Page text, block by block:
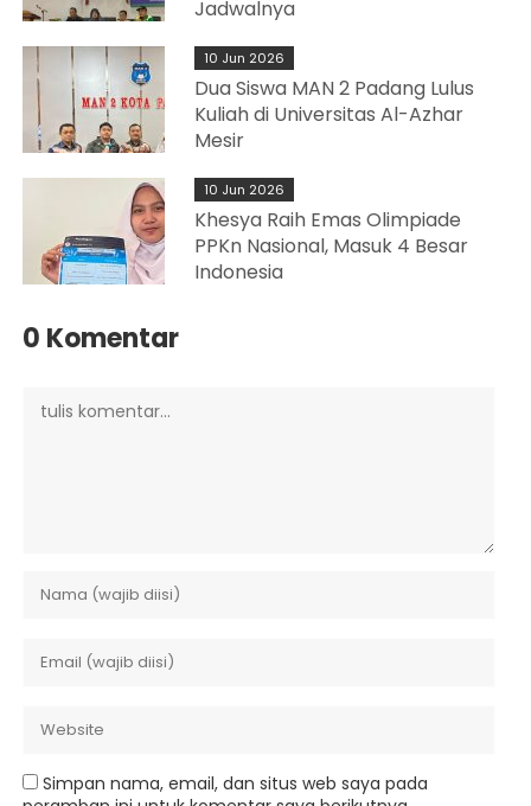
Jadwalnya
10 Jun 2026
Dua Siswa MAN 2 Padang Lulus
Kuliah di Universitas Al-Azhar
Mesir
10 Jun 2026
Khesya Raih Emas Olimpiade
PPKn Nasional, Masuk 4 Besar
Indonesia
0 Komentar
Simpan nama, email, dan situs web saya pada